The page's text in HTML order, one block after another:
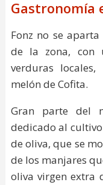
Gastronomía
Fonz no se
de la zona, con
verduras
melón de Cofita.
Gran parte del
dedicado al
de oliva, que se
de los manjares
oliva virgen extra